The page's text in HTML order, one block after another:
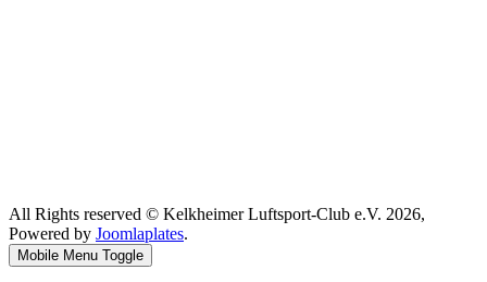
All Rights reserved © Kelkheimer Luftsport-Club e.V. 2026,
Powered by Joomlaplates.
Mobile Menu Toggle